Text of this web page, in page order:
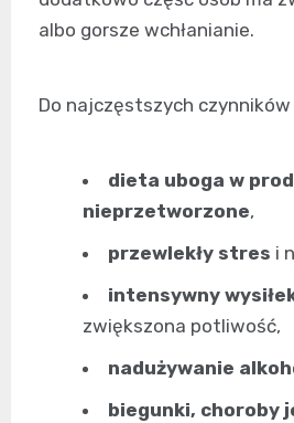
albo gorsze wchłanianie.
Do najczęstszych czynników
dieta uboga w
nieprzetworzone,
przewlekły stres i
intensywny
zwiększona potliwość,
nadużywanie
biegunki, choroby